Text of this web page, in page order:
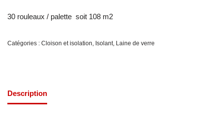
30 rouleaux / palette soit 108 m2
Catégories : Cloison et isolation, Isolant, Laine de verre
Description